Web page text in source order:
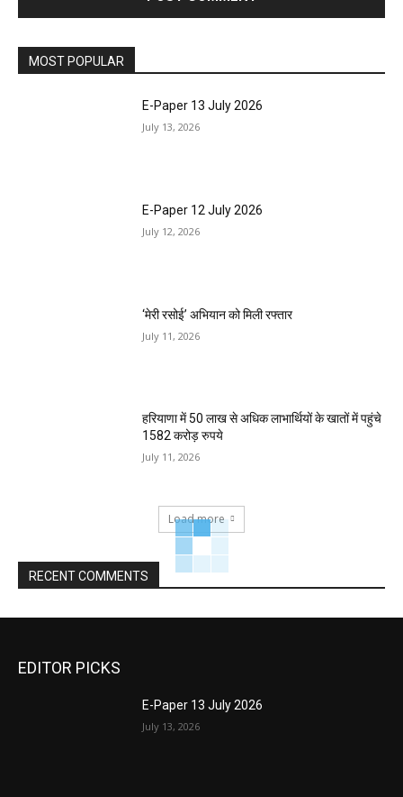
MOST POPULAR
E-Paper 13 July 2026
July 13, 2026
E-Paper 12 July 2026
July 12, 2026
‘मेरी रसोई’ अभियान को मिली रफ्तार
July 11, 2026
हरियाणा में 50 लाख से अधिक लाभार्थियों के खातों में पहुंचे
1582 करोड़ रुपये
July 11, 2026
Load more
RECENT COMMENTS
EDITOR PICKS
E-Paper 13 July 2026
July 13, 2026